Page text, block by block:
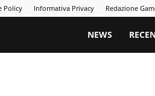
Policy Informativa Privacy Redazione
Gametimers
NEWS